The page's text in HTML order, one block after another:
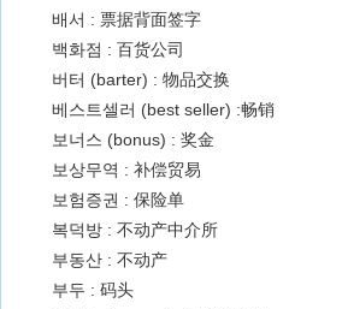
배서 : 票据背面签字
백화점 : 百货公司
버터 (barter) : 物品交换
베스트셀러 (best seller) :畅销
보너스 (bonus) : 奖金
보상무역 : 补偿贸易
보험증권 : 保险单
복덕방 : 不动产中介所
부동산 : 不动产
부두 : 码头